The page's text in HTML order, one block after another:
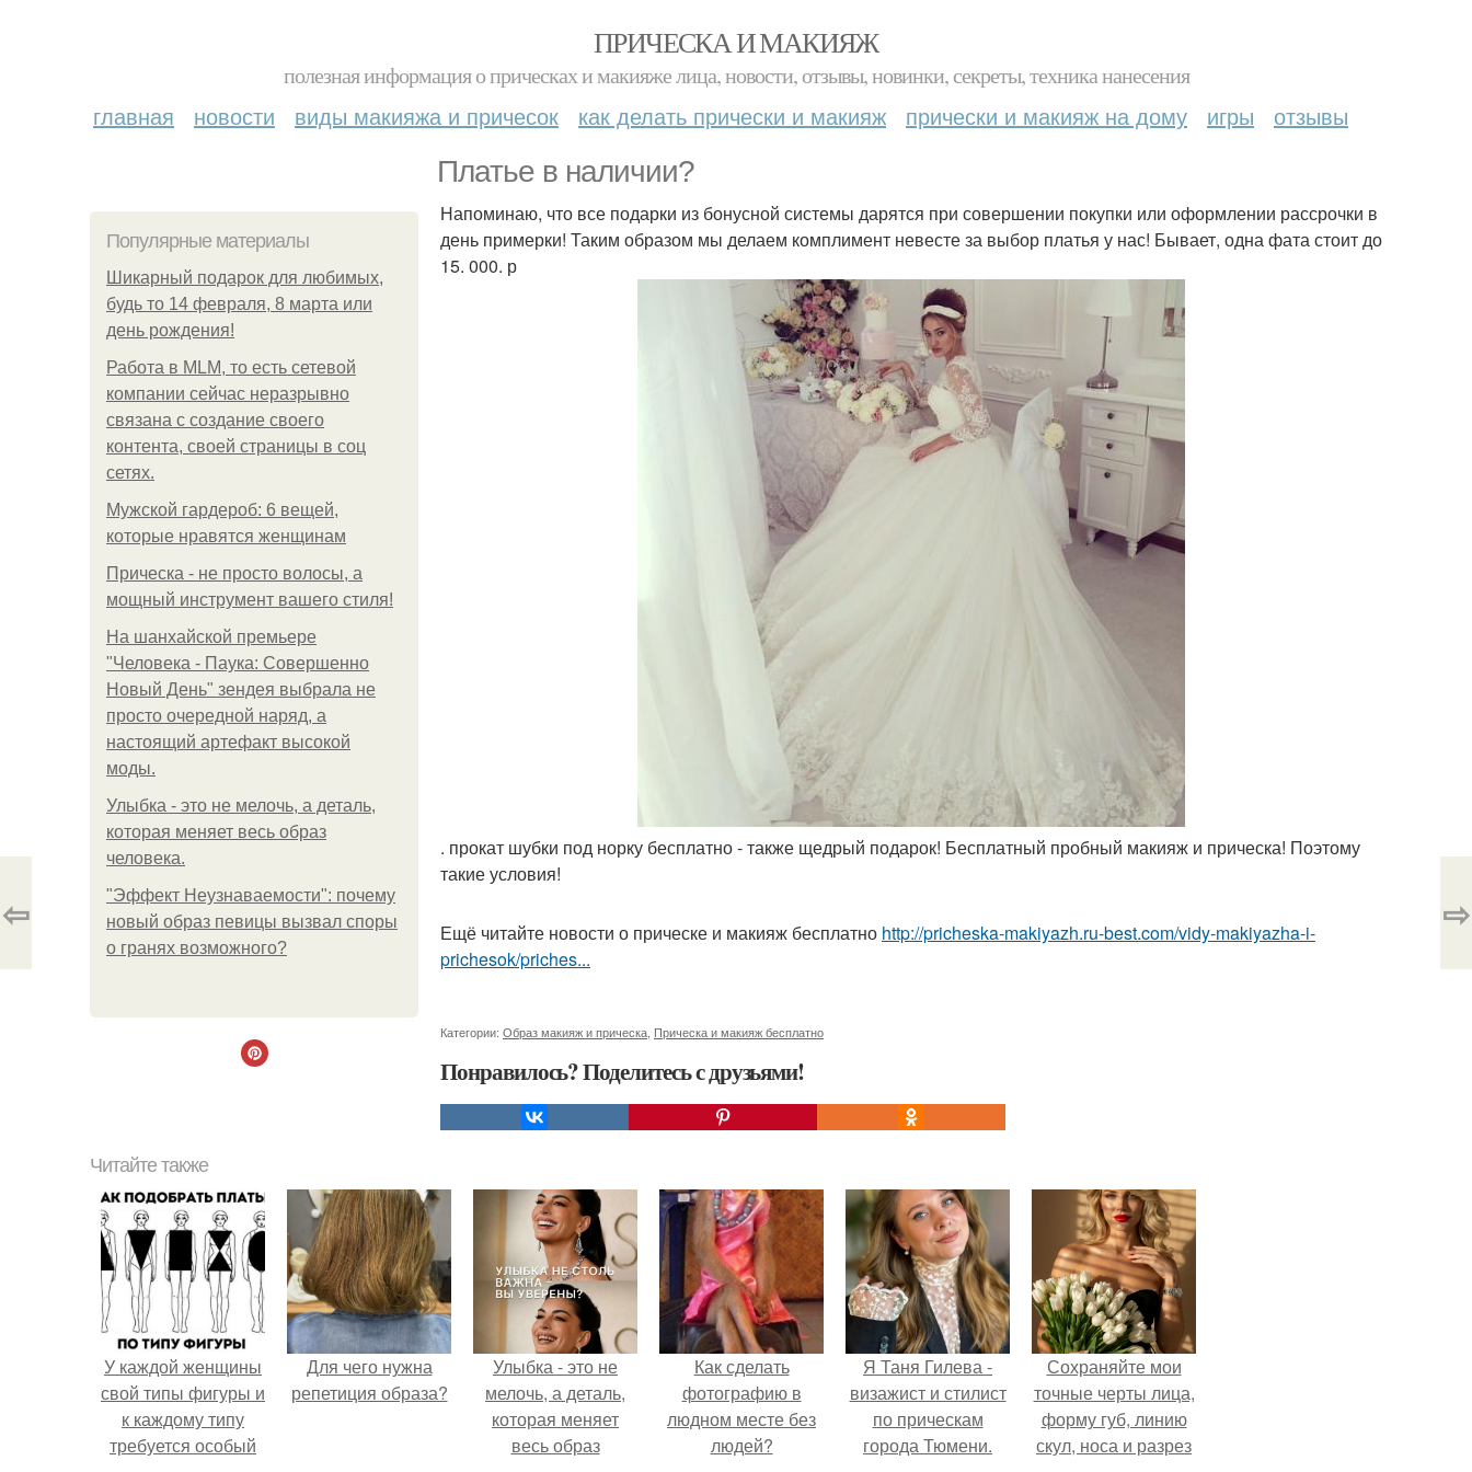
ПРИЧЕСКА И МАКИЯЖ
полезная информация о прическах и макияже лица, новости, отзывы, новинки, секреты, техника нанесения
главная новости виды макияжа и причесок как делать прически и макияж прически и макияж на дому игры отзывы
Платье в наличии?
Популярные материалы
Шикарный подарок для любимых,
будь то 14 февраля, 8 марта или
день рождения!
Работа в MLM, то есть сетевой
компании сейчас неразрывно
связана с создание своего
контента, своей страницы в соц
сетях.
Мужской гардероб: 6 вещей,
которые нравятся женщинам
Прическа - не просто волосы, а
мощный инструмент вашего стиля!
На шанхайской премьере
"Человека - Паука: Совершенно
Новый День" зендея выбрала не
просто очередной наряд, а
настоящий артефакт высокой
моды.
Улыбка - это не мелочь, а деталь,
которая меняет весь образ
человека.
"Эффект Неузнаваемости": почему
новый образ певицы вызвал споры
о гранях возможного?
Напоминаю, что все подарки из бонусной системы дарятся при совершении покупки или оформлении рассрочки в
день примерки! Таким образом мы делаем комплимент невесте за выбор платья у нас! Бывает, одна фата стоит до
15. 000. р
. прокат шубки под норку бесплатно - также щедрый подарок! Бесплатный пробный макияж и прическа! Поэтому
такие условия!
Ещё читайте новости о прическе и макияж бесплатно http://pricheska-makiyazh.ru-best.com/vidy-makiyazha-i-
prichesok/priches...
Категории: Образ макияж и прическа Прическа и макияж бесплатно
Понравилось? Поделитесь с друзьями!
⇦ ⇨
Читайте также
У каждой женщины
свой типы фигуры и
к каждому типу
требуется особый
Для чего нужна
репетиция образа?
Улыбка - это не
мелочь, а деталь,
которая меняет
весь образ
Как сделать
фотографию в
людном месте без
людей?
Я Таня Гилева -
визажист и стилист
по прическам
города Тюмени.
Сохраняйте мои
точные черты лица,
форму губ, линию
скул, носа и разрез